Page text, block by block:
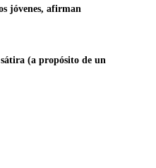
jóvenes, afirman
(a propósito de un